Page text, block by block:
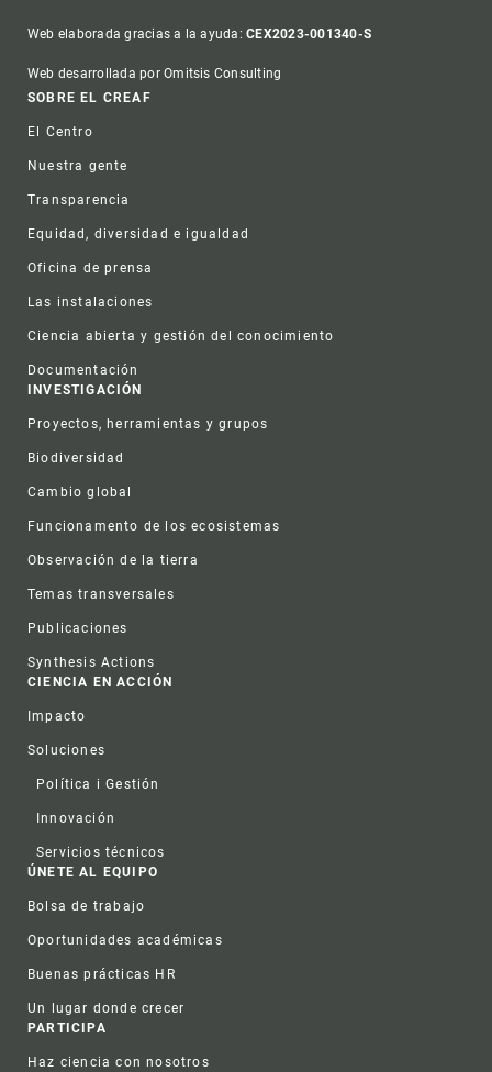
Web elaborada gracias a la ayuda:CEX2023-001340-S
Web desarrollada por Omitsis Consulting
Footer
SOBRE EL CREAF
El Centro
Nuestra gente
Transparencia
Equidad, diversidad e igualdad
Oficina de prensa
Las instalaciones
Ciencia abierta y gestión del conocimiento
Documentación
INVESTIGACIÓN
Proyectos, herramientas y grupos
Biodiversidad
Cambio global
Funcionamento de los ecosistemas
Observación de la tierra
Temas transversales
Publicaciones
Synthesis Actions
CIENCIA EN ACCIÓN
Impacto
Soluciones
Política i Gestión
Innovación
Servicios técnicos
ÚNETE AL EQUIPO
Bolsa de trabajo
Oportunidades académicas
Buenas prácticas HR
Un lugar donde crecer
PARTICIPA
Haz ciencia con nosotros